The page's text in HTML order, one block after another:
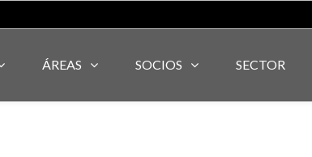
ÁREAS SOCIOS SECTOR